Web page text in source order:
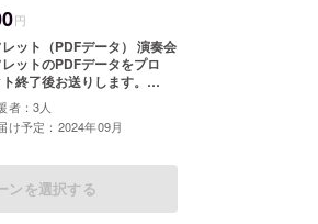
円
ト（PDFデータ） 演奏会
ットのPDFデータをプロ
終了後お送りします。
8月16日の24時までにご支
方には、開場前までにパン
にアクセスできる限定リン
ます。
者：3人
け予定：2024年09月
ンを選択する